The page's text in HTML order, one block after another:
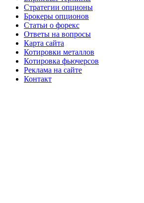
Стратегии опционы
Брокеры опционов
Статьи о форекс
Ответы на вопросы
Карта сайта
Котировки металлов
Котировка фьючерсов
Реклама на сайте
Контакт